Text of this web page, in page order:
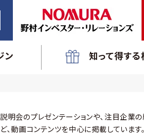
ン 知って得す
明会のプレゼンテーションや、注目企業
、動画コンテンツを中心に掲載しています。